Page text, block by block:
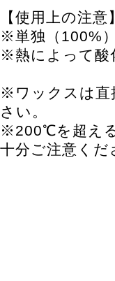
【使用上の注意】
※単独（100%
※熱によって酸
※ワックスは直
さい。
※200℃を超え
十分ご注意くだ